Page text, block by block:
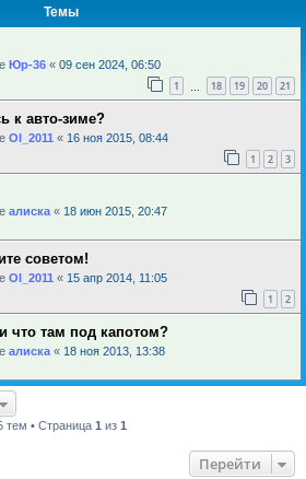
Темы
Юр-36 « 09 сен 2024, 06:50
1 18 19 20 21
к авто-зиме?
Ol_2011 « 16 ноя 2015, 08:44
1 2 3
алиска « 18 июн 2015, 20:47
советом!
Ol_2011 « 15 апр 2014, 11:05
1 2
что там под капотом?
алиска « 18 ноя 2013, 13:38
тем • Страница 1 из 1
Перейти